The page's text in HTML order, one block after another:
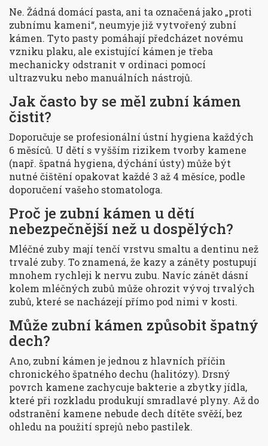
Ne. Žádná domácí pasta, ani ta označená jako „proti
zubnímu kameni“, neumyje již vytvořený zubní
kámen. Tyto pasty pomáhají předcházet novému
vzniku plaku, ale existující kámen je třeba
mechanicky odstranit v ordinaci pomocí
ultrazvuku nebo manuálních nástrojů.
Jak často by se měl zubní kámen
čistit?
Doporučuje se profesionální ústní hygiena každých
6 měsíců. U dětí s vyšším rizikem tvorby kamene
(např. špatná hygiena, dýchání ústy) může být
nutné čištění opakovat každé 3 až 4 měsíce, podle
doporučení vašeho stomatologa.
Proč je zubní kámen u dětí
nebezpečnější než u dospělých?
Mléčné zuby mají tenčí vrstvu smaltu a dentinu než
trvalé zuby. To znamená, že kazy a záněty postupují
mnohem rychleji k nervu zubu. Navíc zánět dásní
kolem mléčných zubů může ohrozit vývoj trvalých
zubů, které se nacházejí přímo pod nimi v kosti.
Může zubní kámen způsobit špatný
dech?
Ano, zubní kámen je jednou z hlavních příčin
chronického špatného dechu (halitózy). Drsný
povrch kamene zachycuje bakterie a zbytky jídla,
které při rozkladu produkují smradlavé plyny. Až do
odstranění kamene nebude dech dítěte svěží, bez
ohledu na použití sprejů nebo pastilek.